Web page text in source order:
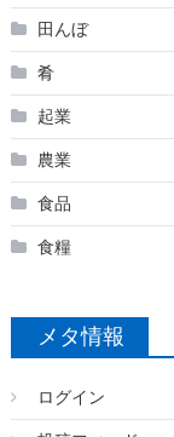
田んぼ
肴
起業
農業
食品
食糧
メタ情報
ログイン